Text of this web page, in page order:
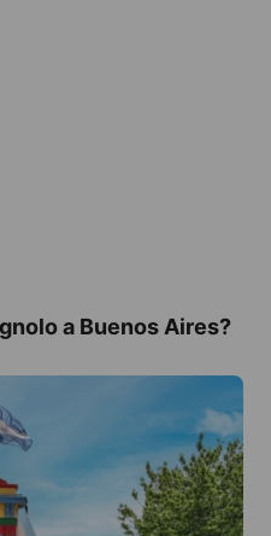
a Buenos Aires?